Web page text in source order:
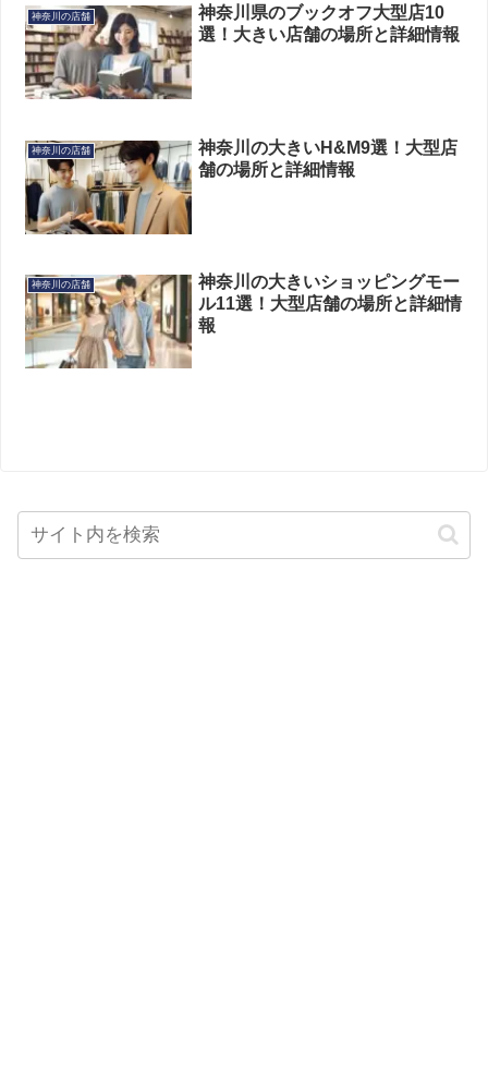
神奈川の店舗
神奈川県のブックオフ大型店10
選！大きい店舗の場所と詳細情報
神奈川の店舗
神奈川の大きいH&M9選！大型店
舗の場所と詳細情報
神奈川の店舗
神奈川の大きいショッピングモー
ル11選！大型店舗の場所と詳細情
報